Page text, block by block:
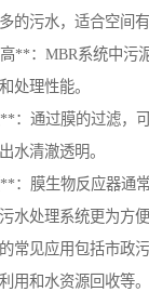
的污水，适合空间有
**：MBR系统中污
处理性能。
：通过膜的过滤，
水清澈透明。
：膜生物反应器通
水处理系统更为方便
常见应用包括市政
用和水资源回收等